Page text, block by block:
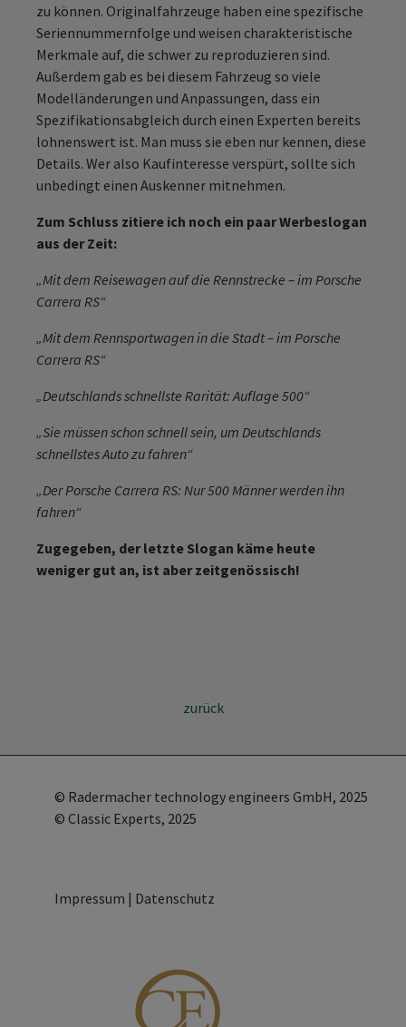
zu können. Originalfahrzeuge haben eine spezifische
Seriennummernfolge und weisen charakteristische
Merkmale auf, die schwer zu reproduzieren sind.
Außerdem gab es bei diesem Fahrzeug so viele
Modelländerungen und Anpassungen, dass ein
Spezifikationsabgleich durch einen Experten bereits
lohnenswert ist. Man muss sie eben nur kennen, diese
Details. Wer also Kaufinteresse verspürt, sollte sich
unbedingt einen Auskenner mitnehmen.
Zum Schluss zitiere ich noch ein paar Werbeslogan
aus der Zeit:
„Mit dem Reisewagen auf die Rennstrecke – im Porsche
Carrera RS“
„Mit dem Rennsportwagen in die Stadt – im Porsche
Carrera RS“
„Deutschlands schnellste Rarität: Auflage 500“
„Sie müssen schon schnell sein, um Deutschlands
schnellstes Auto zu fahren“
„Der Porsche Carrera RS: Nur 500 Männer werden ihn
fahren“
Zugegeben, der letzte Slogan käme heute
weniger gut an, ist aber zeitgenössisch!
zurück
© Radermacher technology engineers GmbH, 2025
© Classic Experts, 2025
Impressum | Datenschutz